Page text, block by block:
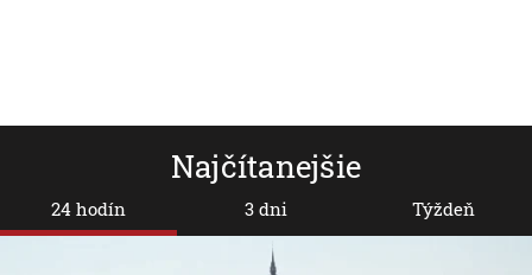
Najčítanejšie
24 hodín 3 dni Týždeň